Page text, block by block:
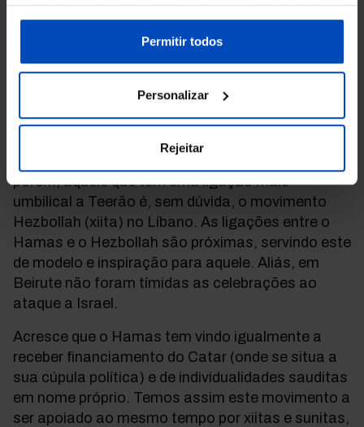
sobre cookies através da gestão de preferências ou da
Política de Cookies.
Permitir todos
Personalizar
Rejeitar
Lívia Franco
Todos eles servem, como é óbvio, de ponta de
lança dos interesses iranianos nos territórios
porém, aquele que tem uma ligação mais
umbilical a Teerão é, sem dúvida, o movimento
Hezbollah (xiita) no Líbano. As ligações entre o
Hamas e o Hezbollah são próximas, servindo este
de modelo e inspiração para aquele. Aliás, em
Beirute não foram tímidas as celebrações ao
ataque a Israel.
Acresce que o Hamas tem vindo igualmente a
receber financiamento do Catar (onde se situa a
sua cúpula política) e de individualidades sauditas
em nome próprio. Temos assim este movimento a
ser apoiado ao mesmo tempo por xiitas e sunitas,